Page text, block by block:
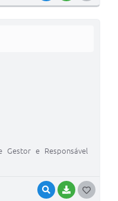
VISUALIZAR
BAIXAR
Gestor e Responsável